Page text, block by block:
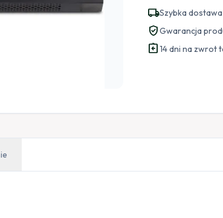
GETFORT
ECO
v2
19
local_shippingSzybka
verified_userGwarancja
assignment_return14 dni na zwrot